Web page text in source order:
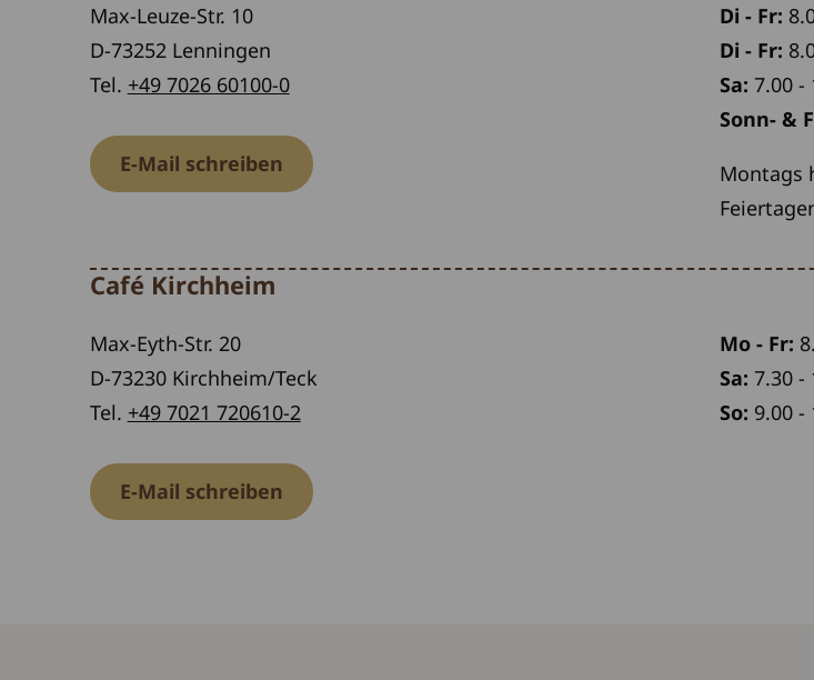
Max-Leuze-Str. 10
D-73252 Lenningen
Tel. +49 7026 60100-0
E-Mail schreiben
Di - Fr:
Di - Fr:
Sa: 7.00 -
Sonn- &
Montags
Café Kirchheim
Max-Eyth-Str. 20
D-73230 Kirchheim/Teck
Tel. +49 7021 720610-2
E-Mail schreiben
Mo - Fr:
Sa: 7.30 -
So: 9.00 -